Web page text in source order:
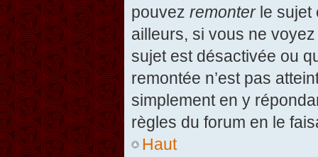
pouvez remonterle sujet
ailleurs, si vous ne
sujet est désactivée ou
remontée n’est pas
simplement en y
règles du forum en le
Haut